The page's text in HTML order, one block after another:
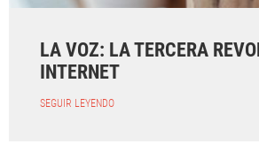
LA VOZ: LA TERCERA
INTERNET
SEGUIR LEYENDO